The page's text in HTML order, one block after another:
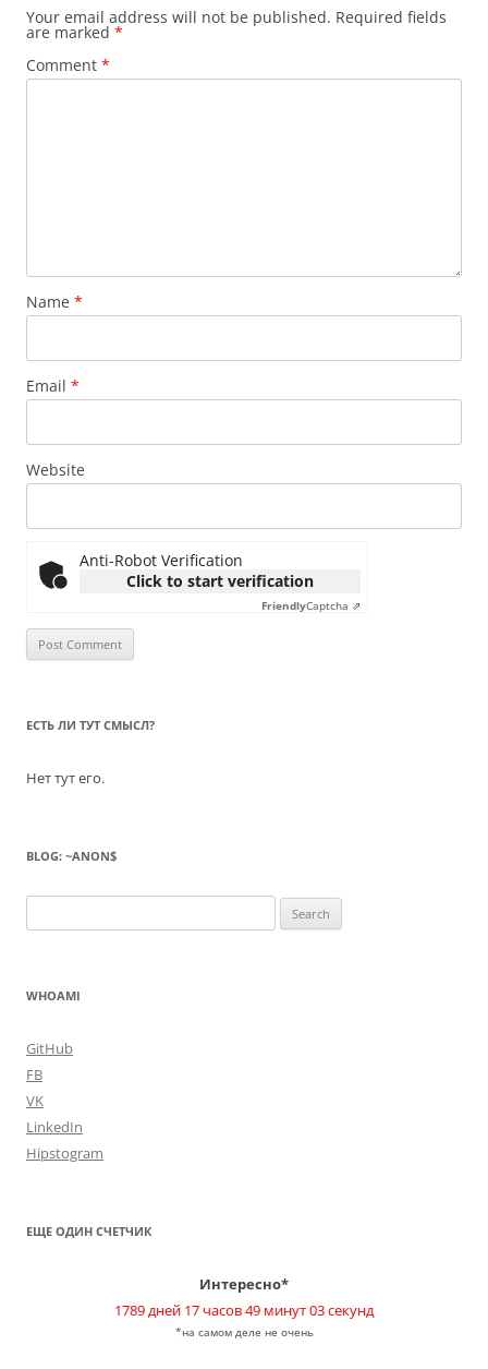
Your email address will not be published. Required fields
are marked *
Comment *
Name *
Email *
Website
Anti-Robot Verification
Click to start verification
FriendlyCaptcha ⇗
ЕСТЬ ЛИ ТУТ СМЫСЛ?
Нет тут его.
BLOG: ~ANON$
for:
WHOAMI
GitHub
FB
VK
LinkedIn
Hipstogram
ЕЩЕ ОДИН СЧЕТЧИК
Интересно*
1789 дней 17 часов 49 минут 03 секунд
*на самом деле не очень